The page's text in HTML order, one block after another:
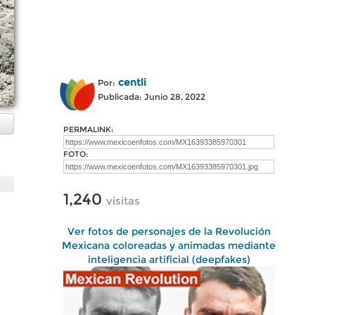
Por: centli
Publicada: Junio 28, 2022
PERMALINK:
FOTO:
1,240 visitas
Ver fotos de personajes de la Revolución
Mexicana coloreadas y animadas mediante
inteligencia artificial (deepfakes)